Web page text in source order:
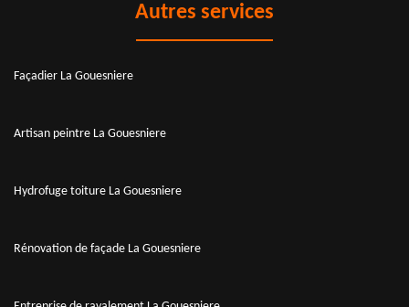
Autres services
Façadier La Gouesniere
Artisan peintre La Gouesniere
Hydrofuge toiture La Gouesniere
Rénovation de façade La Gouesniere